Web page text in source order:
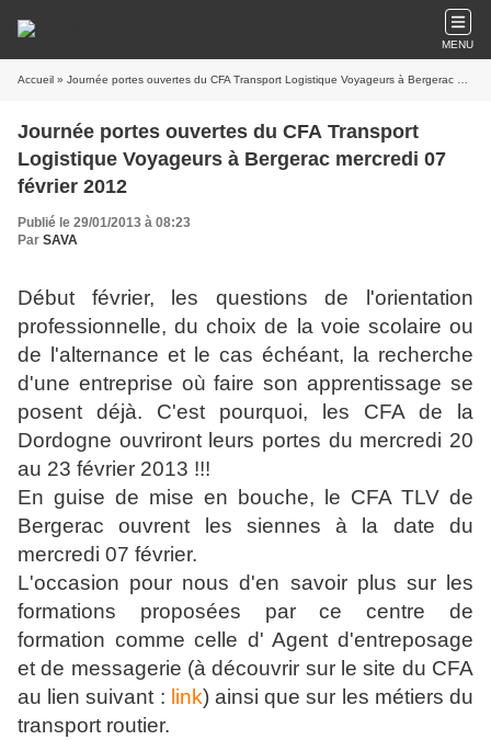
MENU
Accueil » Journée portes ouvertes du CFA Transport Logistique Voyageurs à Bergerac mercredi 07 février 2012
Journée portes ouvertes du CFA Transport
Logistique Voyageurs à Bergerac mercredi 07
février 2012
Publié le 29/01/2013 à 08:23
Par SAVA
Début février, les questions de l'orientation
professionnelle, du choix de la voie scolaire ou
de l'alternance et le cas échéant, la recherche
d'une entreprise où faire son apprentissage se
posent déjà. C'est pourquoi, les CFA de la
Dordogne ouvriront leurs portes du mercredi 20
au 23 février 2013 !!!
En guise de mise en bouche, le CFA TLV de
Bergerac ouvrent les siennes à la date du
mercredi 07 février.
L'occasion pour nous d'en savoir plus sur les
formations proposées par ce centre de
formation comme celle d' Agent d'entreposage
et de messagerie (à découvrir sur le site du CFA
au lien suivant : link) ainsi que sur les métiers du
transport routier.